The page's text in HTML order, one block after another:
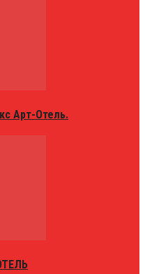
Арт-Отель.